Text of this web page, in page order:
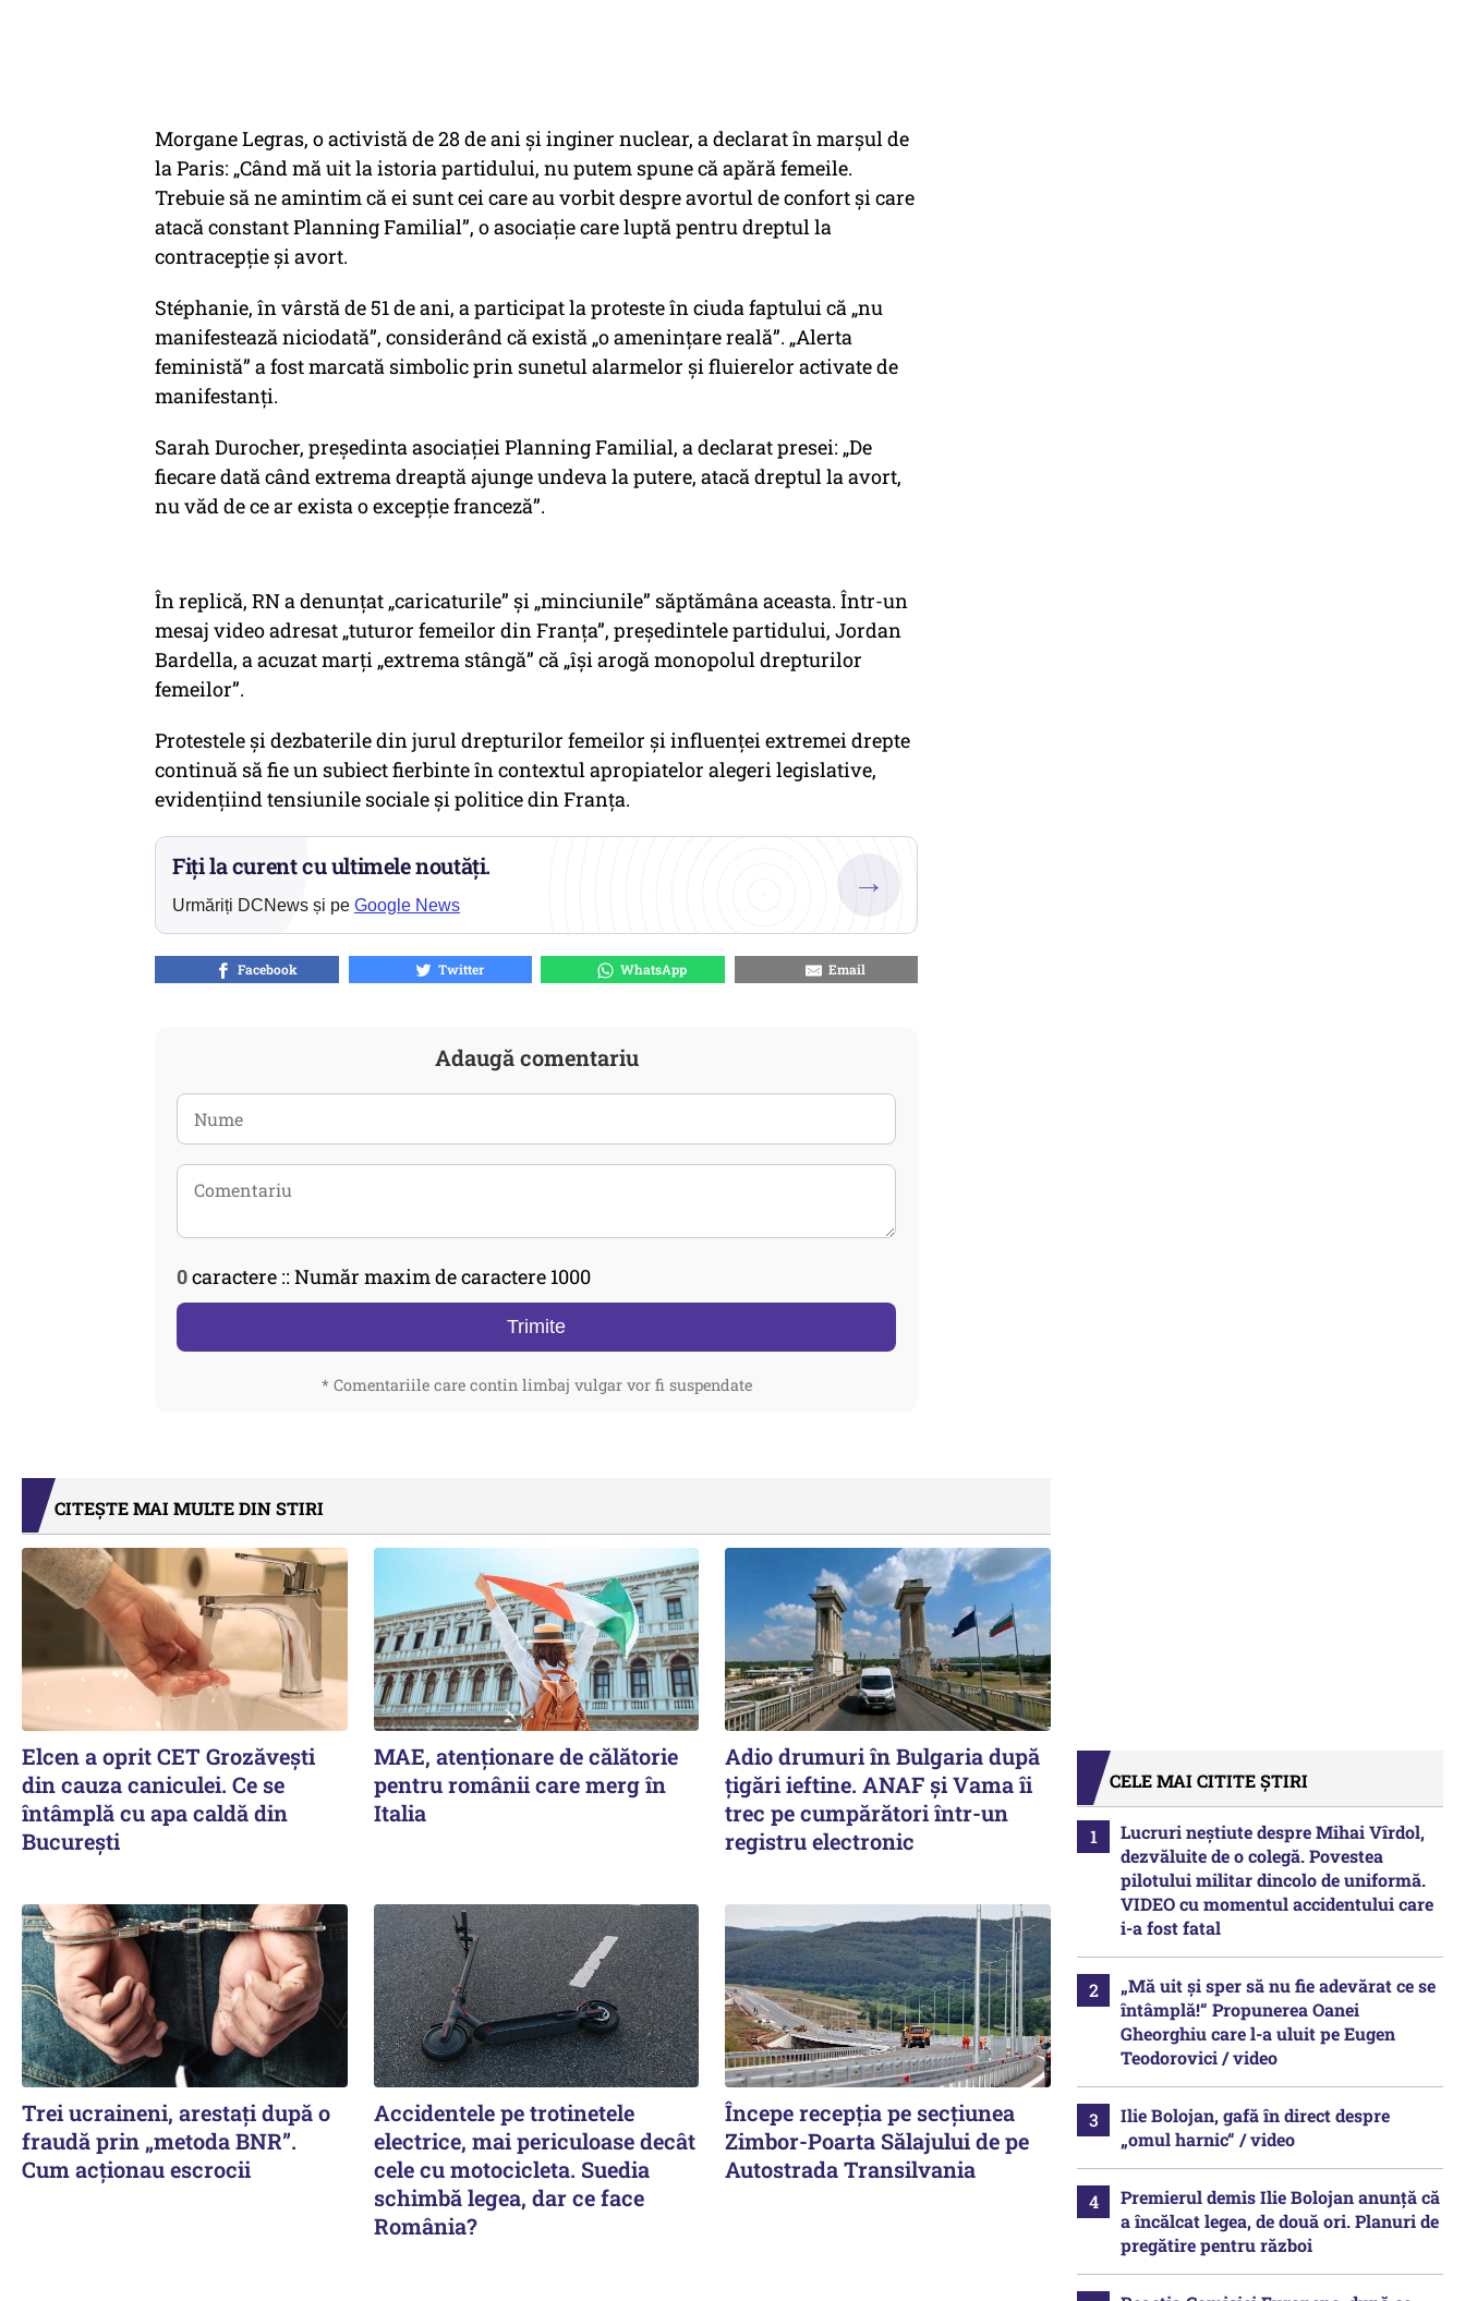
Morgane Legras, o activistă de 28 de ani și inginer nuclear, a declarat în marșul de
la Paris: „Când mă uit la istoria partidului, nu putem spune că apără femeile.
Trebuie să ne amintim că ei sunt cei care au vorbit despre avortul de confort și care
atacă constant Planning Familial”, o asociație care luptă pentru dreptul la
contracepție și avort.
Stéphanie, în vârstă de 51 de ani, a participat la proteste în ciuda faptului că „nu
manifestează niciodată”, considerând că există „o amenințare reală”. „Alerta
feministă” a fost marcată simbolic prin sunetul alarmelor și fluierelor activate de
manifestanți.
Sarah Durocher, președinta asociației Planning Familial, a declarat presei: „De
fiecare dată când extrema dreaptă ajunge undeva la putere, atacă dreptul la avort,
nu văd de ce ar exista o excepție franceză”.
În replică, RN a denunțat „caricaturile” și „minciunile” săptămâna aceasta. Într-un
mesaj video adresat „tuturor femeilor din Franța”, președintele partidului, Jordan
Bardella, a acuzat marți „extrema stângă” că „își arogă monopolul drepturilor
femeilor”.
Protestele și dezbaterile din jurul drepturilor femeilor și influenței extremei drepte
continuă să fie un subiect fierbinte în contextul apropiatelor alegeri legislative,
evidențiind tensiunile sociale și politice din Franța.
Fiți la curent cu ultimele noutăți.
Urmăriți DCNews și pe Google News
→
Facebook Twitter WhatsApp Email
Adaugă comentariu
0caractere :: Număr maxim de caractere 1000
Trimite
* Comentariile care contin limbaj vulgar vor fi suspendate
CITEȘTE MAI MULTE DIN STIRI
Elcen a oprit CET Grozăvești
din cauza caniculei. Ce se
întâmplă cu apa caldă din
București
MAE, atenționare de călătorie
pentru românii care merg în
Italia
Adio drumuri în Bulgaria după
țigări ieftine. ANAF și Vama îi
trec pe cumpărători într-un
registru electronic
Trei ucraineni, arestați după o
fraudă prin „metoda BNR”.
Cum acționau escrocii
Accidentele pe trotinetele
electrice, mai periculoase decât
cele cu motocicleta. Suedia
schimbă legea, dar ce face
România?
Începe recepţia pe secţiunea
Zimbor-Poarta Sălajului de pe
Autostrada Transilvania
CELE MAI CITITE ȘTIRI
Lucruri neștiute despre Mihai Vîrdol,
dezvăluite de o colegă. Povestea
pilotului militar dincolo de uniformă.
VIDEO cu momentul accidentului care
i-a fost fatal
„Mă uit și sper să nu fie adevărat ce se
întâmplă!“ Propunerea Oanei
Gheorghiu care l-a uluit pe Eugen
Teodorovici / video
Ilie Bolojan, gafă în direct despre
„omul harnic“ / video
Premierul demis Ilie Bolojan anunță că
a încălcat legea, de două ori. Planuri de
pregătire pentru război